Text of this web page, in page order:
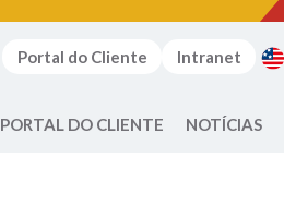
Portal do Cliente Intranet
PORTAL DO CLIENTE NOTÍCIAS